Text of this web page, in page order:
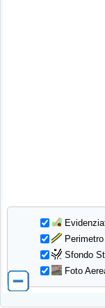
Sfondo
Foto